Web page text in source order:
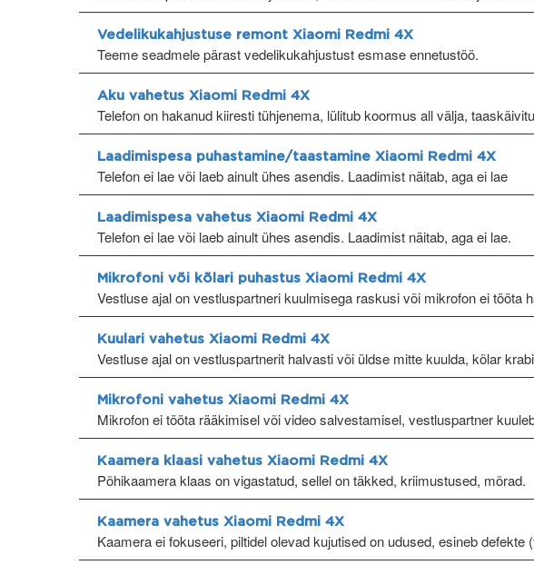
Vedelikukahjustuse remont Xiaomi Redmi 4X
Teeme seadmele pärast vedelikukahjustust esmase ennetustöö.
Aku vahetus Xiaomi Redmi 4X
Telefon on hakanud kiiresti tühjenema, lülitub koormus all välja,
Laadimispesa puhastamine/taastamine Xiaomi Redmi 4X
Telefon ei lae või laeb ainult ühes asendis. Laadimist näitab, aga ei lae
Laadimispesa vahetus Xiaomi Redmi 4X
Telefon ei lae või laeb ainult ühes asendis. Laadimist näitab, aga ei lae.
Mikrofoni või kõlari puhastus Xiaomi Redmi 4X
Vestluse ajal on vestluspartneri kuulmisega raskusi või mikrofon ei tööta
Kuulari vahetus Xiaomi Redmi 4X
Vestluse ajal on vestluspartnerit halvasti või üldse mitte kuulda, kõlar
Mikrofoni vahetus Xiaomi Redmi 4X
Mikrofon ei tööta rääkimisel või video salvestamisel, vestluspartner
Kaamera klaasi vahetus Xiaomi Redmi 4X
Põhikaamera klaas on vigastatud, sellel on täkked, kriimustused, mõrad.
Kaamera vahetus Xiaomi Redmi 4X
Kaamera ei fokuseeri, piltidel olevad kujutised on udused, esineb defekte